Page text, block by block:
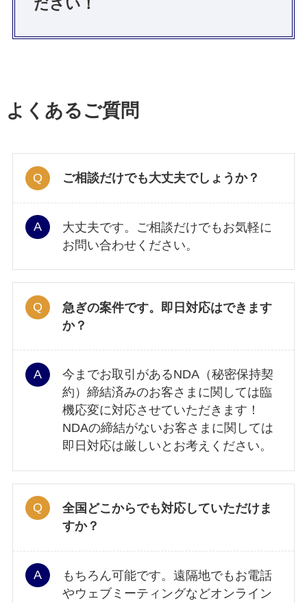
ださい！
よくあるご質問
ご相談だけでも大丈夫でしょうか？
大丈夫です。ご相談だけでもお気軽に
お問い合わせください。
急ぎの案件です。即日対応はできます
か？
今までお取引があるNDA（秘密保持契
約）締結済みのお客さまに関しては臨
機応変に対応させていただきます！
NDAの締結がないお客さまに関しては
即日対応は厳しいとお考えください。
全国どこからでも対応していただけま
すか？
もちろん可能です。遠隔地でもお電話
やウェブミーティングなどオンライン